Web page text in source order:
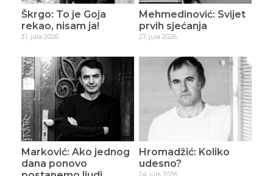
Škrgo: To je Goja
rekao, nisam ja!
31. jula 2026.
Mehmedinović: Svijet
prvih sjećanja
27. jula 2026.
Marković: Ako jednog
dana ponovo
Hromadžić: Koliko
udesno?